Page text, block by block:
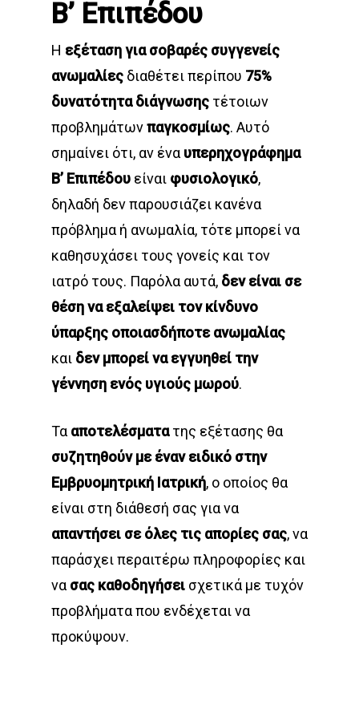
Β’ Επιπέδου
Η εξέταση για σοβαρές συγγενείς
ανωμαλίες διαθέτει περίπου 75%
δυνατότητα διάγνωσης τέτοιων
προβλημάτωνπαγκοσμίως. Αυτό
σημαίνει ότι, αν ένα υπερηχογράφημα
Β’ Επιπέδου είναι φυσιολογικό,
δηλαδή δεν παρουσιάζει κανένα
πρόβλημα ή ανωμαλία, τότε μπορεί να
καθησυχάσει τους γονείς και τον
ιατρό τους. Παρόλα αυτά, δεν είναι σε
θέση να εξαλείψει τον κίνδυνο
ύπαρξης οποιασδήποτε ανωμαλίας
και δεν μπορεί να εγγυηθεί την
γέννηση ενός υγιούς μωρού.
Τα αποτελέσματατης εξέτασης θα
συζητηθούν με έναν ειδικό στην
Εμβρυομητρική Ιατρική, ο οποίος θα
είναι στη διάθεσή σας για να
απαντήσει σε όλες τις απορίες σας, να
παράσχει περαιτέρω πληροφορίες και
να σας καθοδηγήσει σχετικά με τυχόν
προβλήματα που ενδέχεται να
προκύψουν.